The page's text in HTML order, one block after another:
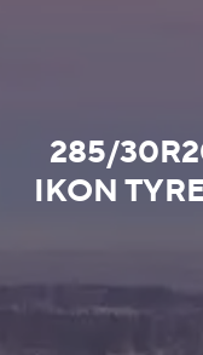
285/
IKON